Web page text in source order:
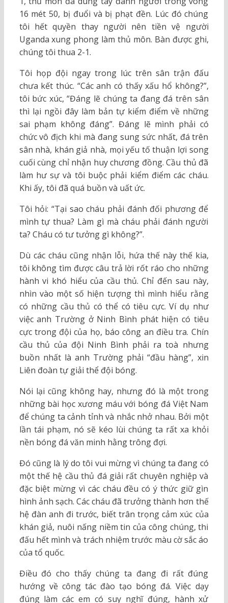
16 mét 50, bị đuổi và bị phạt đền. Lúc đó chúng
tôi hết quyền thay người nên tiền vệ người
Uganda xung phong làm thủ môn. Bàn được ghi,
chúng tôi thua 2-1.
Tôi họp đội ngay trong lúc trên sân trận đấu
chưa kết thúc. “Các anh có thấy xấu hổ không?”,
tôi bức xúc, “Đáng lẽ chúng ta đang đá trên sân
thì lại ngồi đây làm bản tự kiểm điểm về những
sai phạm không đáng”. Đáng lẽ mình phải có
chức vô địch khi mà đang sung sức nhất, đá trên
sân nhà, khán giả nhà, mọi yếu tố thuận lợi song
cuối cùng chỉ nhận huy chương đồng. Cầu thủ đã
làm hư sự và tôi buộc phải kiểm điểm các cháu.
Khi ấy, tôi đã quá buồn và uất ức.
Tôi hỏi: “Tại sao cháu phải đánh đối phương để
mình tự thua? Làm gì mà cháu phải đánh người
ta? Cháu có tư tưởng gì không?”.
Dù các cháu cũng nhận lỗi, hứa thế này thế kia,
tôi không tìm được câu trả lời rốt ráo cho những
hành vi khó hiểu của cầu thủ. Chỉ đến sau này,
nhìn vào một số hiện tượng thì mình hiểu rằng
có những cầu thủ có thể có tiêu cực. Ví dụ như
việc anh Trường ở Ninh Bình phát hiện có tiêu
cực trong đội của họ, báo công an điều tra. Chín
cầu thủ của đội Ninh Bình phải ra toà nhưng
buồn nhất là anh Trường phải “đầu hàng”, xin
Liên đoàn tự giải thể đội bóng.
Nói lại cũng không hay, nhưng đó là một trong
những bài học xương máu với bóng đá Việt Nam
để chúng ta cảnh tỉnh và nhắc nhở nhau. Bởi một
lần tái phạm, nó sẽ kéo lùi chúng ta rất xa khỏi
nền bóng đá văn minh hằng trông đợi.
Đó cũng là lý do tôi vui mừng vì chúng ta đang có
một thế hệ cầu thủ đá giải rất chuyên nghiệp và
đặc biệt mừng vì các cháu đều có ý thức giữ gìn
hình ảnh sạch. Các cháu đã trưởng thành hơn thế
hệ đàn anh đi trước, biết trân trọng cảm xúc của
khán giả, nuôi nấng niềm tin của công chúng, thi
đấu hết mình và trách nhiệm trước màu cờ sắc áo
của tổ quốc.
Điều đó cho thấy chúng ta đang đi rất đúng
hướng về công tác đào tạo bóng đá. Việc dạy
đúng làm các em có suy nghĩ đúng, hành xử